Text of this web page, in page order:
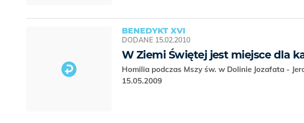
BENEDYKT XVI
DODANE 15.02.2010
W Ziemi Świętej jest miejsce dla
Homilia podczas Mszy św. w Dolinie Jozafata -
15.05.2009